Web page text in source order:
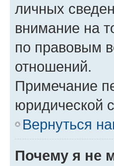
личных
внимание на
по правовым
отношений.
Примечание
юридической
Вернуться
Почему я не